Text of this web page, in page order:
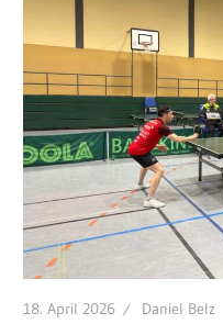
18. April 2026 Daniel Belz